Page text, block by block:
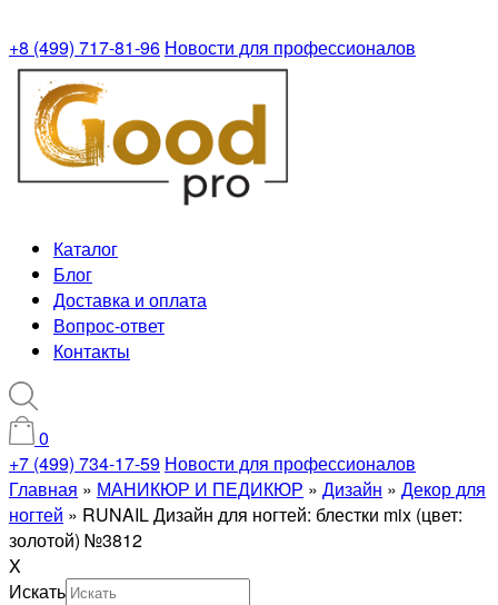
+8 (499) 717-81-96 Новости для профессионалов
Каталог
Блог
Доставка и оплата
Вопрос-ответ
Контакты
0
+7 (499) 734-17-59 Новости для профессионалов
Главная » МАНИКЮР И ПЕДИКЮР » Дизайн » Декор для
ногтей » RUNAIL Дизайн для ногтей: блестки mix (цвет:
золотой) №3812
X
Искать